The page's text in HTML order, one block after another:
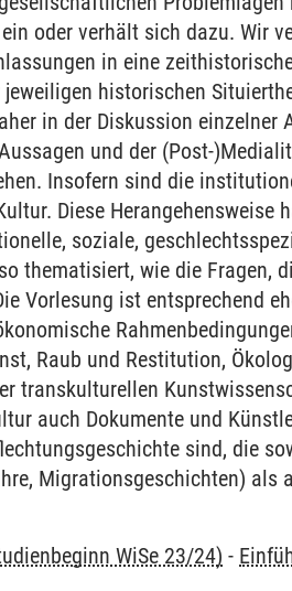
oder verhält sich dazu. Wir
in eine
historischen
in der Diskussion einzelner
und der (Post-
Insofern sind die
Diese Herangehensweise
soziale,
thematisiert, wie die Fragen,
Vorlesung ist entsprechend
Raub und Restitution,
transkulturellen
auch Dokumente und
sind, die
Migrationsgeschichten) als
WiSe 23/24) -